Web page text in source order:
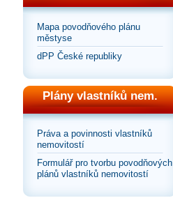
Mapa povodňového plánu
městyse
dPP České republiky
Plány vlastníků nem.
Práva a povinnosti vlastníků
nemovitostí
Formulář pro tvorbu povodňových
plánů vlastníků nemovitostí